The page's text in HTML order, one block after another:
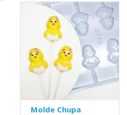
Molde Chupa